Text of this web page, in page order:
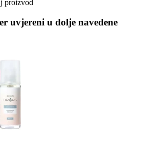
proizvod
uvjereni u dolje navedene